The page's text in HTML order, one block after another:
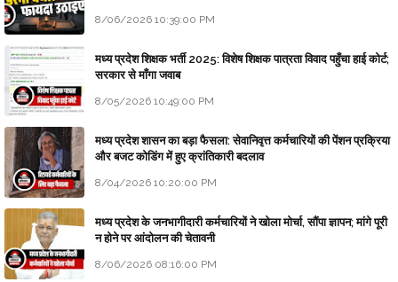
8/06/2026 10:39:00 PM
मध्य प्रदेश शिक्षक भर्ती 2025: विशेष शिक्षक पात्रता विवाद पहुँचा हाई कोर्ट;
सरकार से माँगा जवाब
8/05/2026 10:49:00 PM
मध्य प्रदेश शासन का बड़ा फैसला: सेवानिवृत्त कर्मचारियों की पेंशन प्रक्रिया
और बजट कोडिंग में हुए क्रांतिकारी बदलाव
8/04/2026 10:20:00 PM
मध्य प्रदेश के जनभागीदारी कर्मचारियों ने खोला मोर्चा, सौंपा ज्ञापन; मांगे पूरी
न होने पर आंदोलन की चेतावनी
8/06/2026 08:16:00 PM